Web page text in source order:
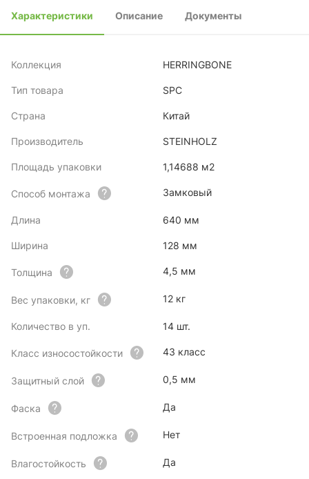
Характеристики Описание Документы
Коллекция HERRINGBONE
Тип товара SPC
Страна Китай
Производитель STEINHOLZ
Площадь упаковки 1,14688 м2
Способ монтажа Замковый
Длина 640 мм
Ширина 128 мм
Толщина 4,5 мм
Вес упаковки, кг 12 кг
Количество в уп. 14 шт.
Класс износостойкости 43 класс
Защитный слой 0,5 мм
Фаска Да
Встроенная подложка Нет
Влагостойкость Да